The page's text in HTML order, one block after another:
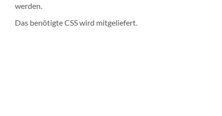
werden.
Das benötigte CSS wird mitgeliefert.